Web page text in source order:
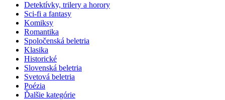
Detektívky, trilery a horory
Sci-fi a fantasy
Komiksy
Romantika
Spoločenská beletria
Klasika
Historické
Slovenská beletria
Svetová beletria
Poézia
Ďalšie kategórie